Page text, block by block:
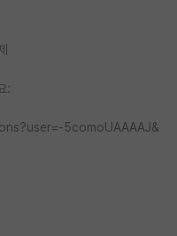
:
5comoUAAAAJ&